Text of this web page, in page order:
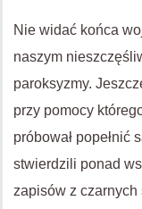
Nie widać końca
naszym
paroksyzmy.
przy pomocy
próbował popełnić
stwierdzili ponad
zapisów z